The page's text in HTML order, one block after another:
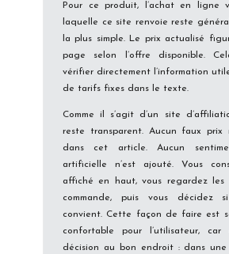
Pour ce produit, l’achat en ligne
laquelle ce site renvoie reste
la plus simple. Le prix actualisé
page selon l’offre disponible.
vérifier directement l’information
de tarifs fixes dans le texte.
Comme il s’agit d’un site
reste transparent. Aucun faux prix
dans cet article. Aucun
artificielle n’est ajouté. Vous
affiché en haut, vous regardez les
commande, puis vous décidez
convient. Cette façon de faire est
confortable pour l’utilisateur,
décision au bon endroit : dans une